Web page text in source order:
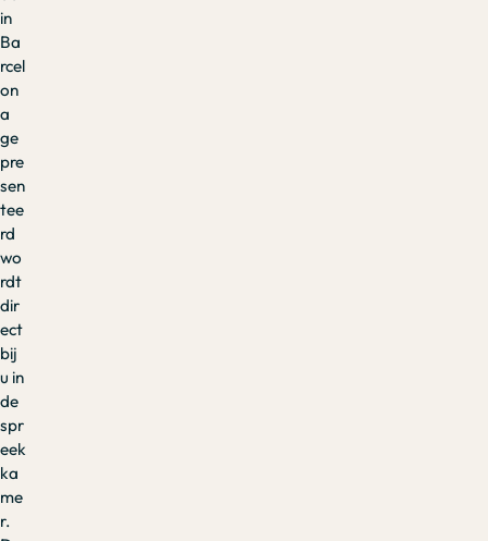
in
Ba
rcel
on
a
ge
pre
sen
tee
rd
wo
rdt
dir
ect
bij
u in
de
spr
eek
ka
me
r.